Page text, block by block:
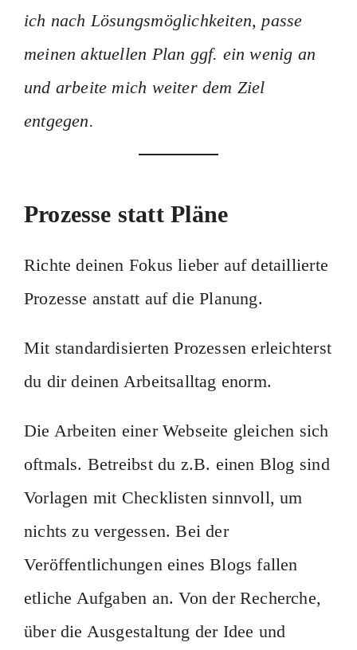
ich nach Lösungsmöglichkeiten, passe
meinen aktuellen Plan ggf. ein wenig an
und arbeite mich weiter dem Ziel
entgegen.
Prozesse statt Pläne
Richte deinen Fokus lieber auf detaillierte
Prozesse anstatt auf die Planung.
Mit standardisierten Prozessen erleichterst
du dir deinen Arbeitsalltag enorm.
Die Arbeiten einer Webseite gleichen sich
oftmals. Betreibst du z.B. einen Blog sind
Vorlagen mit Checklisten sinnvoll, um
nichts zu vergessen. Bei der
Veröffentlichungen eines Blogs fallen
etliche Aufgaben an. Von der Recherche,
über die Ausgestaltung der Idee und